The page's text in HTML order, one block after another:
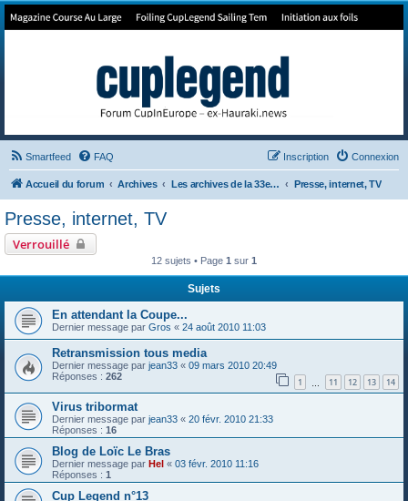
Forum de Cup In Europe
Smartfeed FAQ Connexion
Inscription
Accueil du forum Archives Les archives de la 33e America's Cup Presse, internet, TV
Presse, internet, TV
Verrouillé
12 sujets • Page 1 sur 1
Sujets
En attendant la Coupe...
Dernier message par Gros « 24 août 2010 11:03
Retransmission tous media
Dernier message par jean33 « 09 mars 2010 20:49
Réponses : 262 1 11 12 13 14
Virus tribormat
Dernier message par jean33 « 20 févr. 2010 21:33
Réponses : 16
Blog de Loïc Le Bras
Dernier message par Hel « 03 févr. 2010 11:16
Réponses : 1
Cup Legend n°13